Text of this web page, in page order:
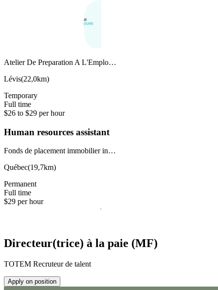
Atelier De Preparation A L'Emplo…
Lévis(22,0km)
Temporary
Full time
$26 to $29 per hour
Human resources assistant
Fonds de placement immobilier in…
Québec(19,7km)
Permanent
Full time
$29 per hour
Directeur(trice) à la paie (MF)
TOTEM Recruteur de talent
Apply on position